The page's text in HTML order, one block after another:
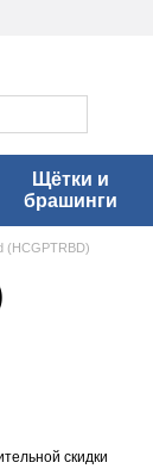
Щётки и
брашинги
(HCGPTRBD)
скидки